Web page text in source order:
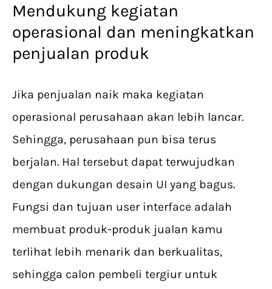
Mendukung kegiatan
operasional dan meningkatkan
penjualan produk
Jika penjualan naik maka kegiatan
operasional perusahaan akan lebih lancar.
Sehingga, perusahaan pun bisa terus
berjalan. Hal tersebut dapat terwujudkan
dengan dukungan desain UI yang bagus.
Fungsi dan tujuan user interface adalah
membuat produk-produk jualan kamu
terlihat lebih menarik dan berkualitas,
sehingga calon pembeli tergiur untuk